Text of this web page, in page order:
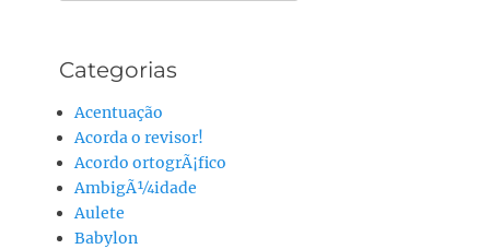
Categorias
Acentuação
Acorda o revisor!
Acordo ortogrÃ¡fico
AmbigÃ¼idade
Aulete
Babylon